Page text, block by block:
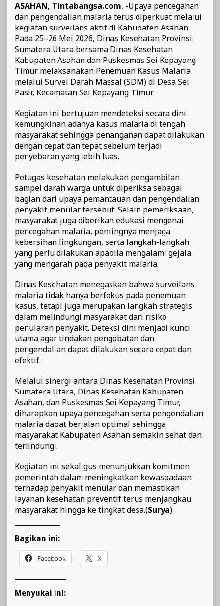
ASAHAN, Tintabangsa.com, -Upaya pencegahan
dan pengendalian malaria terus diperkuat melalui
kegiatan surveilans aktif di Kabupaten Asahan.
Pada 25–26 Mei 2026, Dinas Kesehatan Provinsi
Sumatera Utara bersama Dinas Kesehatan
Kabupaten Asahan dan Puskesmas Sei Kepayang
Timur melaksanakan Penemuan Kasus Malaria
melalui Survei Darah Massal (SDM) di Desa Sei
Pasir, Kecamatan Sei Kepayang Timur.
Kegiatan ini bertujuan mendeteksi secara dini
kemungkinan adanya kasus malaria di tengah
masyarakat sehingga penanganan dapat dilakukan
dengan cepat dan tepat sebelum terjadi
penyebaran yang lebih luas.
Petugas kesehatan melakukan pengambilan
sampel darah warga untuk diperiksa sebagai
bagian dari upaya pemantauan dan pengendalian
penyakit menular tersebut. Selain pemeriksaan,
masyarakat juga diberikan edukasi mengenai
pencegahan malaria, pentingnya menjaga
kebersihan lingkungan, serta langkah-langkah
yang perlu dilakukan apabila mengalami gejala
yang mengarah pada penyakit malaria.
Dinas Kesehatan menegaskan bahwa surveilans
malaria tidak hanya berfokus pada penemuan
kasus, tetapi juga merupakan langkah strategis
dalam melindungi masyarakat dari risiko
penularan penyakit. Deteksi dini menjadi kunci
utama agar tindakan pengobatan dan
pengendalian dapat dilakukan secara cepat dan
efektif.
Melalui sinergi antara Dinas Kesehatan Provinsi
Sumatera Utara, Dinas Kesehatan Kabupaten
Asahan, dan Puskesmas Sei Kepayang Timur,
diharapkan upaya pencegahan serta pengendalian
malaria dapat berjalan optimal sehingga
masyarakat Kabupaten Asahan semakin sehat dan
terlindungi.
Kegiatan ini sekaligus menunjukkan komitmen
pemerintah dalam meningkatkan kewaspadaan
terhadap penyakit menular dan memastikan
layanan kesehatan preventif terus menjangkau
masyarakat hingga ke tingkat desa.(Surya)
Bagikan ini:
Facebook X
Menyukai ini: